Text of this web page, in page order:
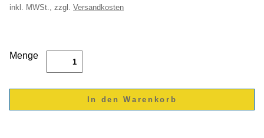
inkl. MWSt., zzgl. Versandkosten
Menge